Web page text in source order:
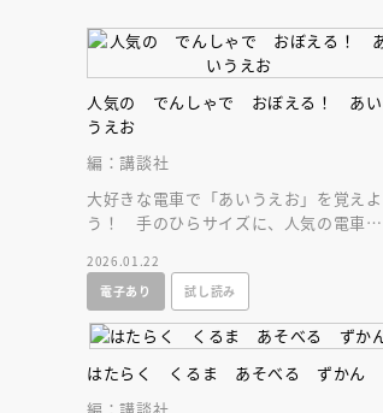
人気の でんしゃで おぼえる！ あい
うえお
編：講談社
大好きな電車で「あいうえお」を覚えよ
う！ 手のひらサイズに、人気の電車が
や観光列車も！
2026.01.22
電子あり
試し読み
はたらく くるま あそべる ずかん